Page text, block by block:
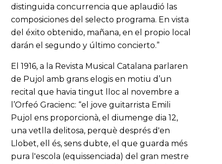
distinguida concurrencia que aplaudió las
composiciones del selecto programa. En vista
del éxito obtenido, mañana, en el propio local
darán el segundo y último concierto.”
El 1916, a la Revista Musical Catalana parlaren
de Pujol amb grans elogis en motiu d’un
recital que havia tingut lloc al novembre a
l’Orfeó Gracienc: “el jove guitarrista Emili
Pujol ens proporcionà, el diumenge dia 12,
una vetlla delitosa, perquè després d'en
Llobet, ell és, sens dubte, el que guarda més
pura l'escola (equissenciada) del gran mestre